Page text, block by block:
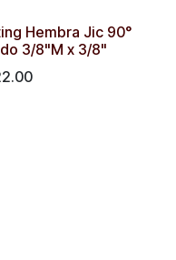
Hembra Jic 90°
3/8"M x 3/8"